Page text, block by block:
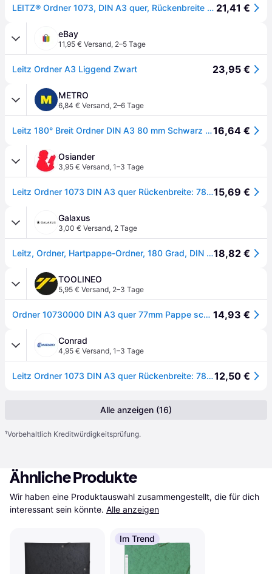
LEITZ® Ordner 1073, DIN A3 quer, Rückenbreite 80 mm, Karton 21,41 €
eBay
11,95 € Versand, 2–5 Tage
Leitz Ordner A3 Liggend Zwart 23,95 €
METRO
6,84 € Versand, 2–6 Tage
Leitz 180° Breit Ordner DIN A3 80 mm Schwarz 2 Ringe 1073 Hartpappe Wolkenmarmor Querformat Recycled16,64 €
Osiander
3,95 € Versand, 1–3 Tage
Leitz Ordner 1073 DIN A3 quer Rückenbreite: 78 mm Schwarz Wolkenmarmor 2 Bügel 1073000015,69 €
Galaxus
3,00 € Versand, 2 Tage
Leitz, Ordner, Hartpappe-Ordner, 180 Grad, DIN A3 quer, 77 mm,schwarz Einband aus Hartpappe, mit aufgeklebtem (DIN A3 quer, 77mm)18,82 €
TOOLINEO
5,95 € Versand, 2–3 Tage
Ordner 10730000 DIN A3 quer 77mm Pappe schwarz 14,93 €
Conrad
4,95 € Versand, 1–3 Tage
Leitz Ordner 1073 DIN A3 quer Rückenbreite: 78 mm Schwarz Wolkenmarmor 2 Bügel 1073000012,50 €
Alle anzeigen (16)
¹Vorbehaltlich Kreditwürdigkeitsprüfung.
Ähnliche Produkte
Wir haben eine Produktauswahl zusammengestellt, die für dich
interessant sein könnte. Alle anzeigen
Im Trend